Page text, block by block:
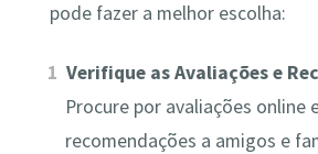
pode fazer a melhor escolha:
Verifique as Avaliações e
Procure por avaliações online
recomendações a amigos e